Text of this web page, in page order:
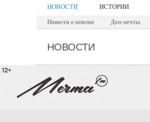
НОВОСТИ ИСТОРИИ
Новости о пенсии Дом мечты
НОВОСТИ